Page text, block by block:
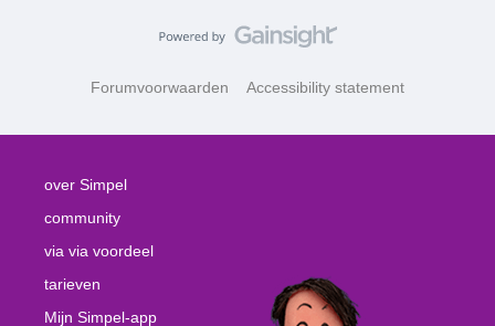
Forumvoorwaarden Accessibility statement
over Simpel
community
via via voordeel
tarieven
Mijn Simpel-app